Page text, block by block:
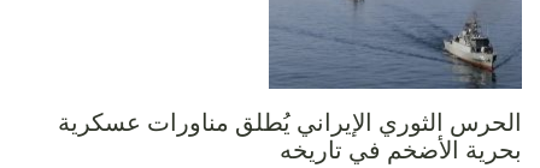
الحرس الثوري الإيراني يُطلق مناورات عسكرية
بحرية الأضخم في تاريخه